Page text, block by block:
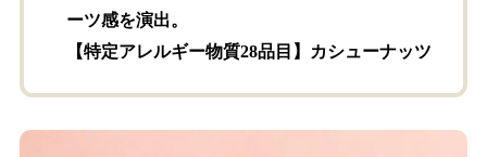
ーツ感を演出。
【特定アレルギー物質28品目】カシューナッツ